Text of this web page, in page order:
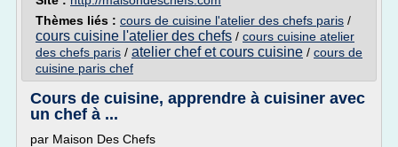
Thèmes liés : cours de cuisine l'atelier des chefs paris /
cours cuisine l'atelier des chefs / cours cuisine atelier
des chefs paris / atelier chef et cours cuisine / cours de
cuisine paris chef
Cours de cuisine, apprendre à cuisiner avec
un chef à ...
par Maison Des Chefs